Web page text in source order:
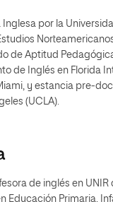
Inglesa por la
de Aptitud
de Inglés en Florida
y estancia pre-
(UCLA).
de inglés en UNIR
Educación Primaria,